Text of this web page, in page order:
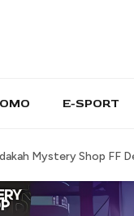
E-SPORT
Mystery Shop FF